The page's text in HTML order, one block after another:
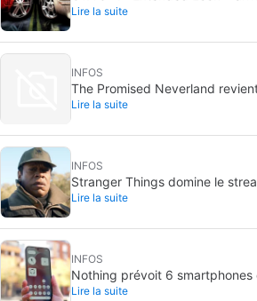
Lire la suite
INFOS
The Promised Neverland
inédit
Lire la suite
INFOS
Stranger Things domine le
milliards de minutes vues
Lire la suite
INFOS
Nothing prévoit 6
de livraisons
Lire la suite